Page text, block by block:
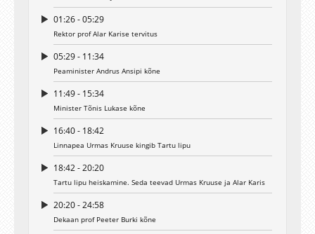
01:26 - 05:29
Rektor prof Alar Karise tervitus
05:29 - 11:34
Peaminister Andrus Ansipi kõne
11:49 - 15:34
Minister Tõnis Lukase kõne
16:40 - 18:42
Linnapea Urmas Kruuse kingib Tartu lipu
18:42 - 20:20
Tartu lipu heiskamine. Seda teevad Urmas Kruuse ja Alar Karis
20:20 - 24:58
Dekaan prof Peeter Burki kõne